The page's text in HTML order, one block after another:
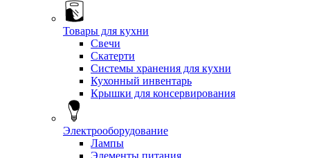
Товары для кухни
Свечи
Скатерти
Системы хранения для кухни
Кухонный инвентарь
Крышки для консервирования
Электрооборудование
Лампы
Элементы питания